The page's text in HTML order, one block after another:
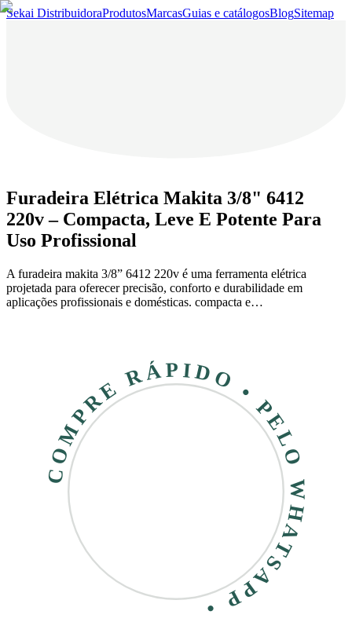
Sekai DistribuidoraProdutosMarcasGuias e catálogosBlogSitemap
Furadeira Elétrica Makita 3/8" 6412
220v – Compacta, Leve E Potente Para
Uso Profissional
A furadeira makita 3/8” 6412 220v é uma ferramenta elétrica
projetada para oferecer precisão, conforto e durabilidade em
aplicações profissionais e domésticas. compacta e…
COMPRE RÁPIDO • PELO WHATSAPP •